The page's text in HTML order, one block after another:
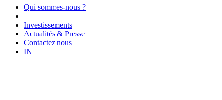
Qui sommes-nous ?
Investissements
Actualités & Presse
Contactez nous
IN